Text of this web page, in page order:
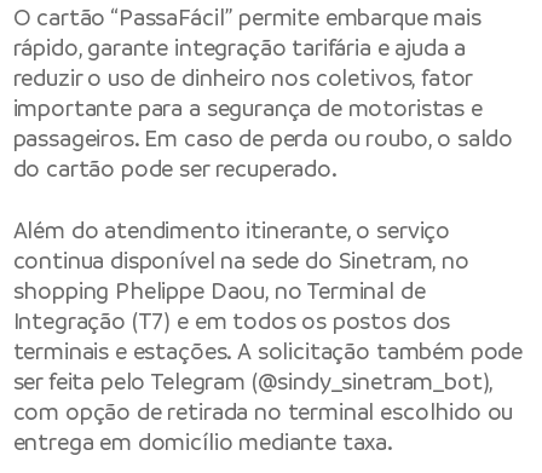
O cartão “PassaFácil” permite embarque mais
rápido, garante integração tarifária e ajuda a
reduzir o uso de dinheiro nos coletivos, fator
importante para a segurança de motoristas e
passageiros. Em caso de perda ou roubo, o saldo
do cartão pode ser recuperado.
Além do atendimento itinerante, o serviço
continua disponível na sede do Sinetram, no
shopping Phelippe Daou, no Terminal de
Integração (T7) e em todos os postos dos
terminais e estações. A solicitação também pode
ser feita pelo Telegram (@sindy_sinetram_bot),
com opção de retirada no terminal escolhido ou
entrega em domicílio mediante taxa.